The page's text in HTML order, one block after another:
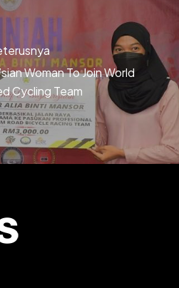
Woman To Join World
Cycling Team